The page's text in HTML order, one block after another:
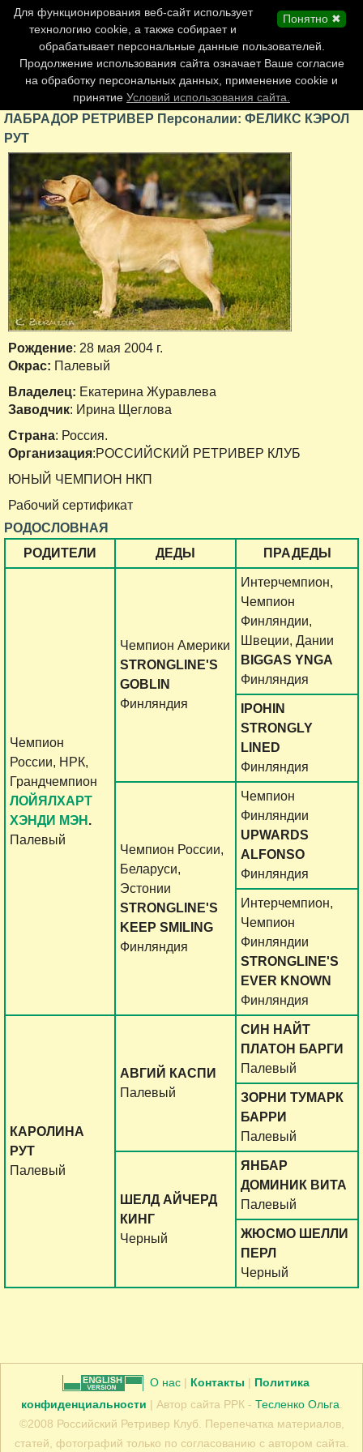
Главная страница
Обновления сайта
Контакты
Персоналии
Форум
ЛАБРАДОР РЕТРИВЕР Персоналии: ФЕЛИКС КЭРОЛ
РУТ
Рождение: 28 мая 2004 г.
Окрас: Палевый
Владелец: Екатерина Журавлева
Заводчик: Ирина Щеглова
Страна: Россия.
Организация:РОССИЙСКИЙ РЕТРИВЕР КЛУБ
ЮНЫЙ ЧЕМПИОН НКП
Рабочий сертификат
РОДОСЛОВНАЯ
РОДИТЕЛИ
ДЕДЫ ПРАДЕДЫ
Чемпион
России, НРК,
Грандчемпион
ЛОЙЯЛХАРТ
ХЭНДИ МЭН .
Палевый
Чемпион Америки
STRONGLINE'S
GOBLIN
Финляндия
Интерчемпион,
Чемпион
Финляндии,
Швеции, Дании
BIGGAS YNGA
Финляндия
IPOHIN
STRONGLY
LINED
Финляндия
Чемпион России,
Беларуси,
Эстонии
STRONGLINE'S
KEEP SMILING
Финляндия
Чемпион
Финляндии
UPWARDS
ALFONSO
Финляндия
Интерчемпион,
Чемпион
Финляндии
STRONGLINE'S
EVER KNOWN
Финляндия
КАРОЛИНА
РУТ
Палевый
АВГИЙ КАСПИ
Палевый
СИН НАЙТ
ПЛАТОН БАРГИ
Палевый
ЗОРНИ ТУМАРК
БАРРИ
Палевый
ШЕЛД АЙЧЕРД
КИНГ
Черный
ЯНБАР
ДОМИНИК ВИТА
Палевый
ЖЮСМО ШЕЛЛИ
ПЕРЛ
Черный
О нас | Контакты | Политика
конфиденциальности | Автор сайта РРК - Тесленко Ольга
©2008 Российский Ретривер Клуб. Перепечатка материалов,
статей, фотографий только по согласованию с автором сайта.
Понятно ✖
Для функционирования веб-сайт использует
технологию cookie, а также собирает и
обрабатывает персональные данные пользователей.
Продолжение использования сайта означает Ваше согласие
на обработку персональных данных, применение cookie и
принятие Условий использования сайта.